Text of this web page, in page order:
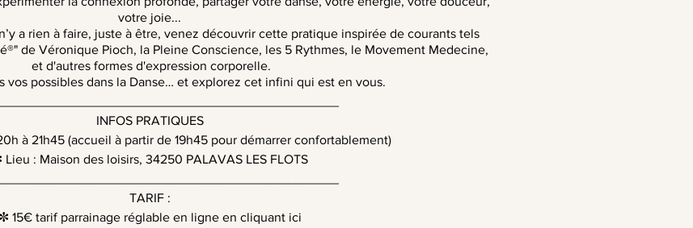
votre joie...
a rien à faire, juste à être, venez découvrir cette pratique inspirée de courants tels
de Véronique Pioch, la Pleine Conscience, les 5 Rythmes, le Movement Medecine,
et d'autres formes d'expression corporelle.
vos possibles dans la Danse… et explorez cet infini qui est en vous.
INFOS PRATIQUES
à 21h45 (accueil à partir de 19h45 pour démarrer confortablement)
Lieu : Maison des loisirs, 34250 PALAVAS LES FLOTS
TARIF :
✼ 15€ tarif parrainage réglable en ligne en cliquant ici